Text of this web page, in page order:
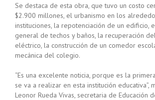
Se destaca de esta obra, que tuvo un costo
$2.900 millones, el urbanismo en los
instituciones, la repotenciación de un edificio,
general de techos y baños, la recuperación
eléctrico, la construcción de un comedor
mecánica del colegio.
“Es una excelente noticia, porque es la
se va a realizar en esta institución educativa”,
Leonor Rueda Vivas, secretaria de Educación